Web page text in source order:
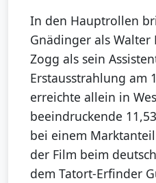
In den Hauptrollen
Gnädinger als
Zogg als sein
Erstausstrahlung am
erreichte allein in
beeindruckende
bei einem
der Film beim
dem Tatort-Erfinder